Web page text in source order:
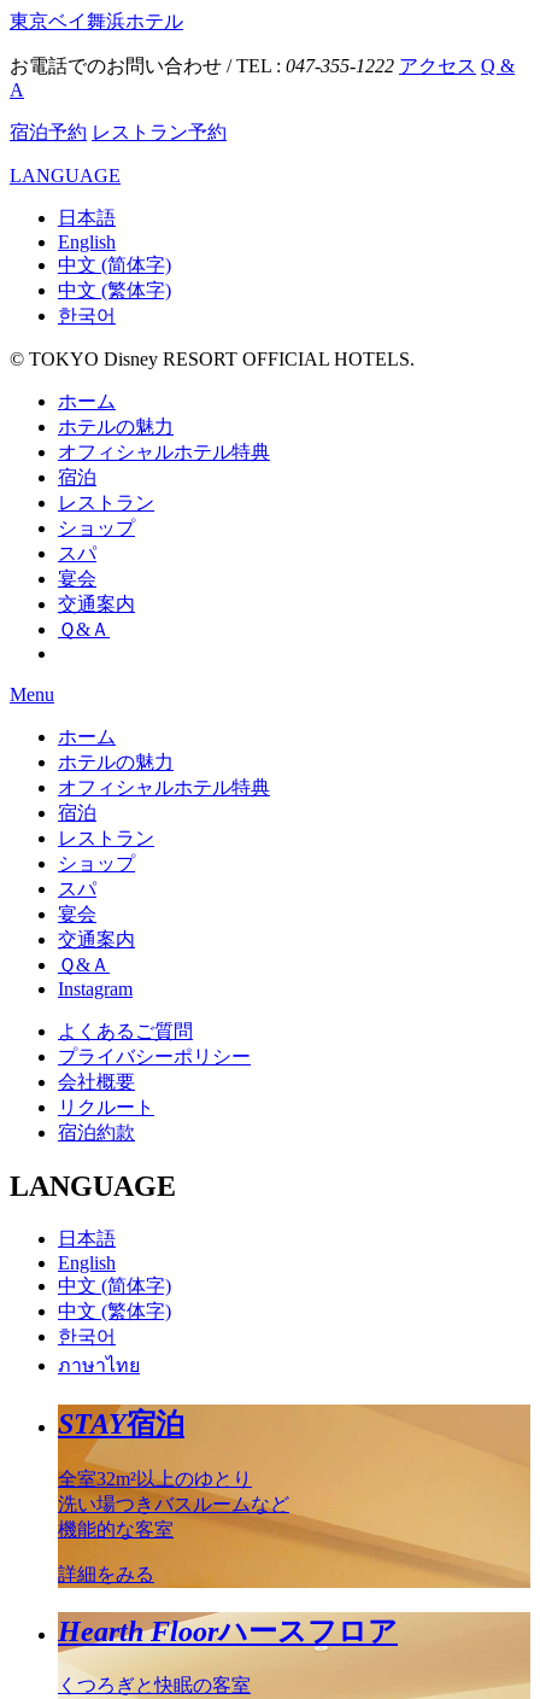
東京ベイ舞浜ホテル
お電話でのお問い合わせ / TEL : 047-355-1222 アクセス Q &
A
宿泊予約 レストラン予約
LANGUAGE
日本語
English
中文 (简体字)
中文 (繁体字)
한국어
© TOKYO Disney RESORT OFFICIAL HOTELS.
ホーム
ホテルの魅力
オフィシャルホテル特典
宿泊
レストラン
ショップ
スパ
宴会
交通案内
Ｑ&Ａ
Menu
ホーム
ホテルの魅力
オフィシャルホテル特典
宿泊
レストラン
ショップ
スパ
宴会
交通案内
Ｑ&Ａ
Instagram
よくあるご質問
プライバシーポリシー
会社概要
リクルート
宿泊約款
LANGUAGE
日本語
English
中文 (简体字)
中文 (繁体字)
한국어
ภาษาไทย
STAY宿泊
全室32m²以上のゆとり
洗い場つきバスルームなど
機能的な客室
詳細をみる
Hearth Floorハースフロア
くつろぎと快眠の客室